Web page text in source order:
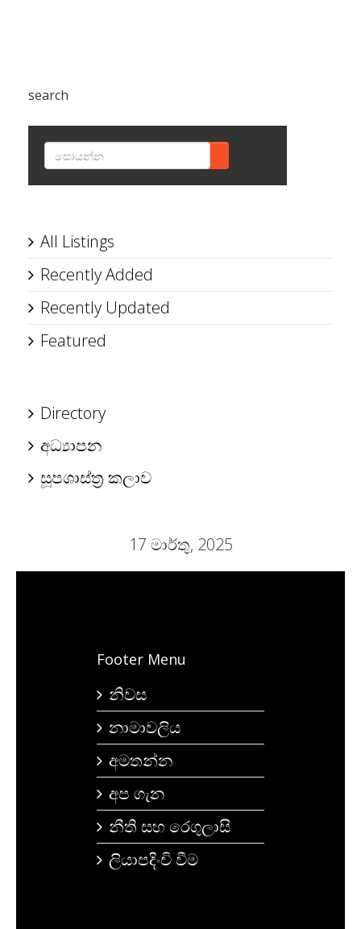
search
All Listings
Recently Added
Recently Updated
Featured
Directory
අධ්‍යාපන
සූපශාස්ත්‍ර කලාව
17 මාර්තු, 2025
Footer Menu
නිවස
නාමාවලිය
අමතන්න
අප ගැන
නීති සහ රෙගුලාසි
ලියාපදිංචි වීම